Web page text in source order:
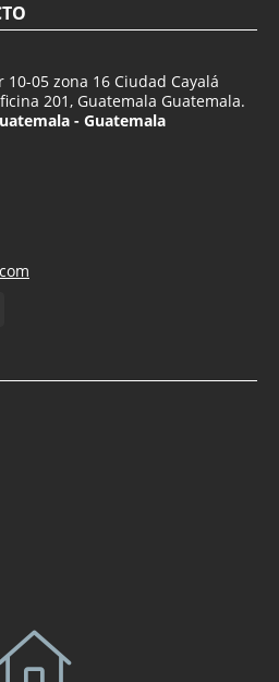
05 zona 16 Ciudad Cayalá
201, Guatemala Guatemala.
- Guatemala